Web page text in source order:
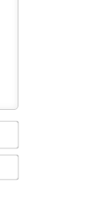
Name*
Email*